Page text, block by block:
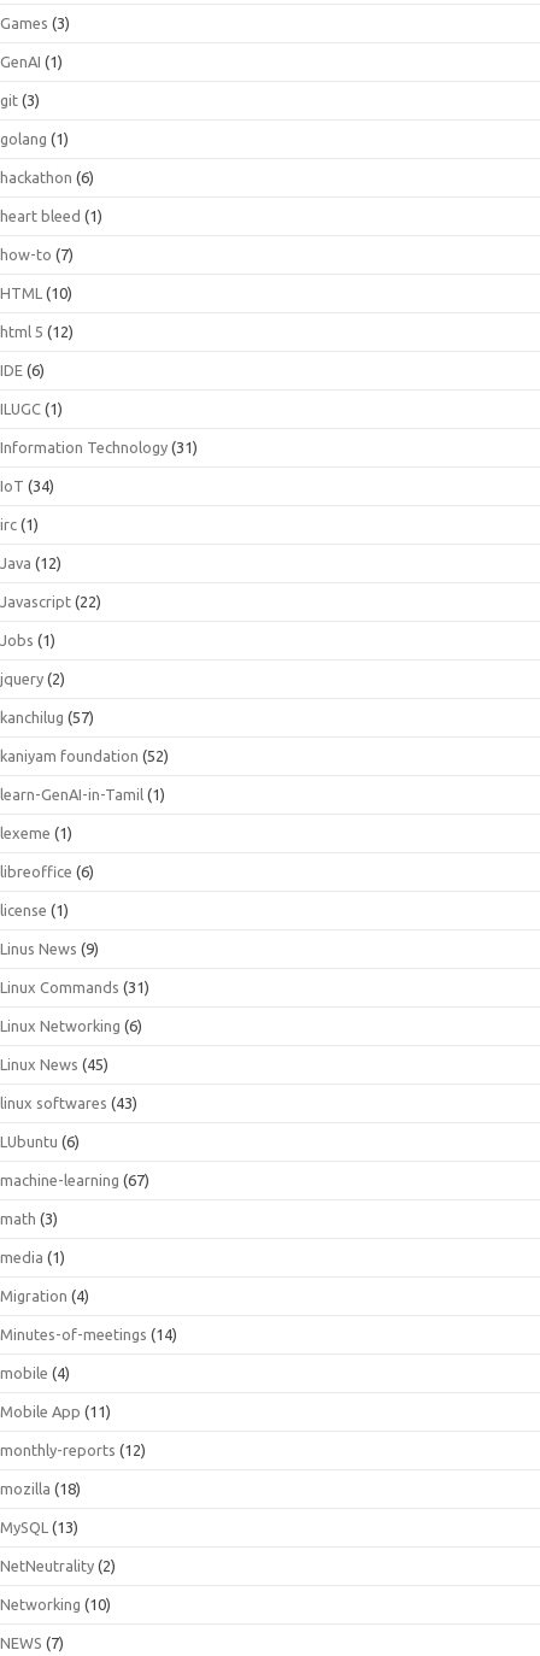
Games (3)
GenAI (1)
git (3)
golang (1)
hackathon (6)
heart bleed (1)
how-to (7)
HTML (10)
html 5 (12)
IDE (6)
ILUGC (1)
Information Technology (31)
IoT (34)
irc (1)
Java (12)
Javascript (22)
Jobs (1)
jquery (2)
kanchilug (57)
kaniyam foundation (52)
learn-GenAI-in-Tamil (1)
lexeme (1)
libreoffice (6)
license (1)
Linus News (9)
Linux Commands (31)
Linux Networking (6)
Linux News (45)
linux softwares (43)
LUbuntu (6)
machine-learning (67)
math (3)
media (1)
Migration (4)
Minutes-of-meetings (14)
mobile (4)
Mobile App (11)
monthly-reports (12)
mozilla (18)
MySQL (13)
NetNeutrality (2)
Networking (10)
NEWS (7)